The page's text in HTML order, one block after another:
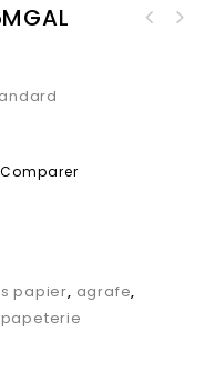
Comparer
papier, agrafe,
papeterie